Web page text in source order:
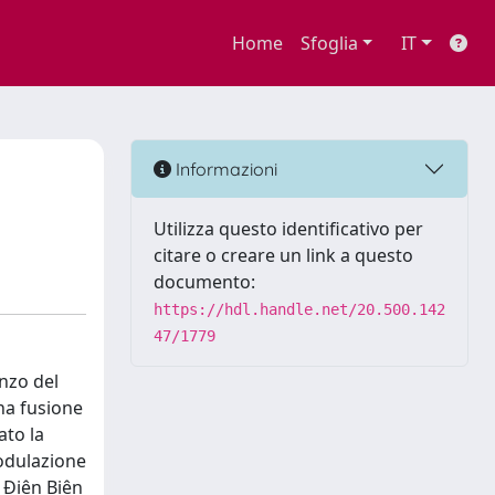
Home Sfoglia IT
del
fusione
la
Biên
Informazioni
Utilizza questo identificativo per
citare o creare un link a questo
documento:
https://hdl.handle.net/20.500.142
47/1779